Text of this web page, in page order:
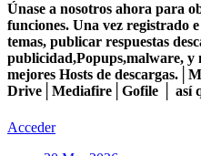
Únase a nosotros ahora para
funciones. Una vez registrado
temas, publicar respuestas
publicidad,Popups,malware, y
mejores Hosts de
Drive│Mediafire│Gofile │ así
Acceder